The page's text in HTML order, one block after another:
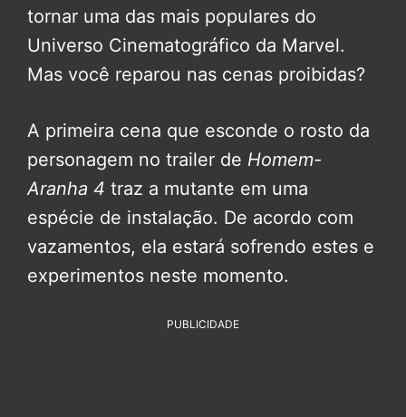
tornar uma das mais populares do
Universo Cinematográfico da Marvel.
Mas você reparou nas cenas proibidas?
A primeira cena que esconde o rosto da
personagem no trailer de Homem-
Aranha 4 traz a mutante em uma
espécie de instalação. De acordo com
vazamentos, ela estará sofrendo estes e
experimentos neste momento.
PUBLICIDADE